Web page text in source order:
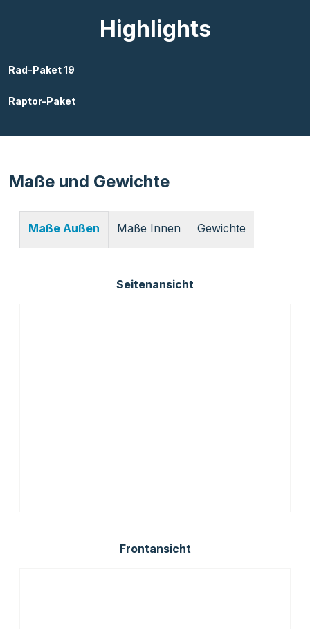
Highlights
Rad-Paket 19
Raptor-Paket
Maße und Gewichte
Maße Außen Maße Innen Gewichte
Seitenansicht
Frontansicht